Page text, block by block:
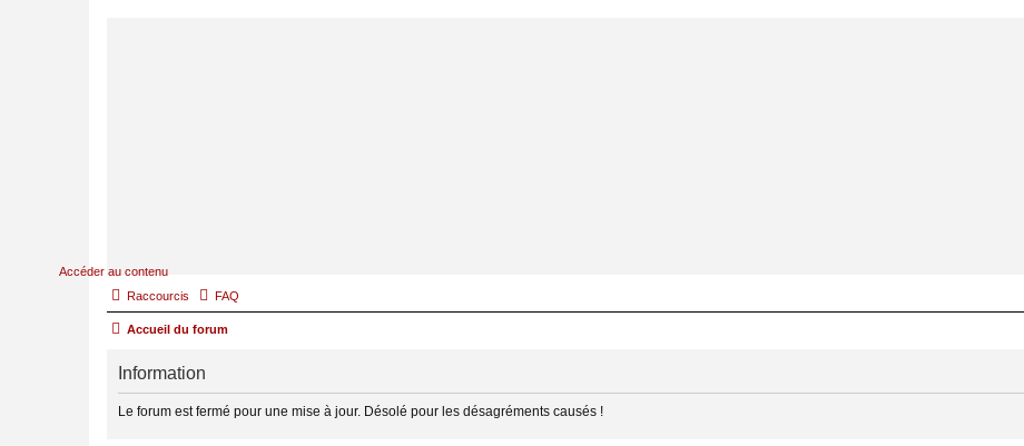
Accéder au contenu
Raccourcis FAQ
Accueil du forum
Information
Le forum est fermé pour une mise à jour. Désolé pour les désagréments causés !